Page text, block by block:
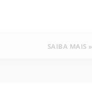
SAIBA MAIS »